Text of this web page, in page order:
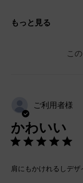
もっと見る
こ
ご利用者様
かわいい
肩にもかけれるしデザ